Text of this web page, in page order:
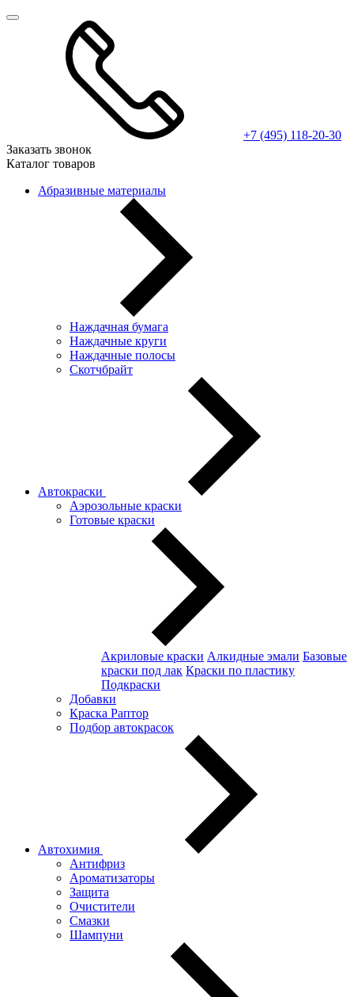
+7 (495) 118-20-30
Заказать звонок
Каталог товаров
Абразивные материалы
Наждачная бумага
Наждачные круги
Наждачные полосы
Скотчбрайт
Автокраски
Аэрозольные краски
Готовые краски
Акриловые краски Алкидные эмали Базовые
краски под лак Краски по пластику
Подкраски
Добавки
Краска Раптор
Подбор автокрасок
Автохимия
Антифриз
Ароматизаторы
Защита
Очистители
Смазки
Шампуни